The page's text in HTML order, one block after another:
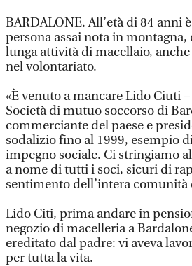
BARDALONE. All’età di 84 anni
persona assai nota in montagna,
lunga attività di macellaio,
nel volontariato.
«È venuto a mancare Lido Ciuti
Società di mutuo soccorso di
commerciante del paese e
sodalizio fino al 1999, esempio
impegno sociale. Ci stringiamo
a nome di tutti i soci, sicuri di
sentimento dell’intera comunità
Lido Citi, prima andare in
negozio di macelleria a
ereditato dal padre: vi aveva
per tutta la vita.